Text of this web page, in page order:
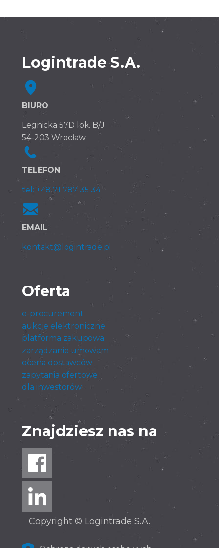
Logintrade S.A.
BIURO
Legnicka 57D lok. B/J
54-203 Wrocław
TELEFON
tel: +48 71 787 35 34
EMAIL
kontakt@logintrade.pl
Oferta
e-procurement
aukcje elektroniczne
platforma zakupowa
zarządzanie umowami
ocena dostawców
zapytania ofertowe
dla inwestorów
Znajdziesz nas na
Copyright © Logintrade S.A.